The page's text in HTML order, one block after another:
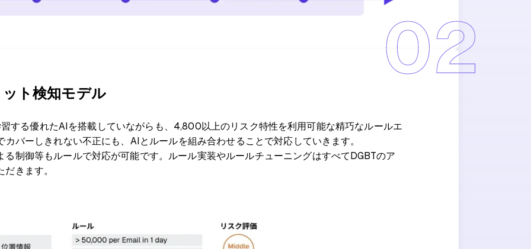
02
ト検知モデル
する優れたAIを搭載していながらも、4,800以上のリスク特性を利用可能な精巧なルールエ
バーしきれない不正にも、AIとルールを組み合わせることで対応していきます。
制御等もルールで対応が可能です。ルール実装やルールチューニングはすべてDGBTのア
きます。